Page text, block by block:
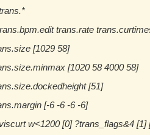
trans.rate
[1029 58]
[1020 58 4000 58]
[51]
[-6 -6 -6 -6]
w<1200 [0] ?trans_flags&4 [1]